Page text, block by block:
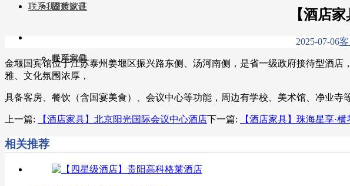
资质认证
联系我们
固装家具
餐厅家具
联系我们
【酒店
2025-07-06
金堰国宾馆位于江苏泰州姜堰区振兴路东侧、汤河南侧，是省一级政府接待型酒
雅、文化氛围浓厚，
具备客房、餐饮（含国宴美食）、会议中心等功能，周边有学校、美术馆、净业寺
上一篇: 【酒店家具】​​北京阳光国际会议中心酒店下一篇: 【酒店家具】珠海星享·
相关推荐